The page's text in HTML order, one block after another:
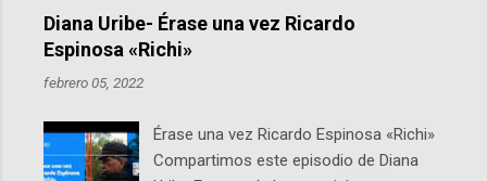
la vida cotidiana. Este evento, organizado por el
Planetario de Bogotá del Idartes y la Universidad de los
Andes, reúne a expertos como el presidente de Airbus
Colombia y líderes del sector aeroespacial para inspirar
por qué importa en Bogotá ActInSpace es una
competencia mundial que opera en más de 60
Diana Uribe- Érase una vez Ricardo
Espinosa «Richi»
febrero 05, 2022
Érase una vez Ricardo Espinosa «Richi»
Compartimos este episodio de Diana